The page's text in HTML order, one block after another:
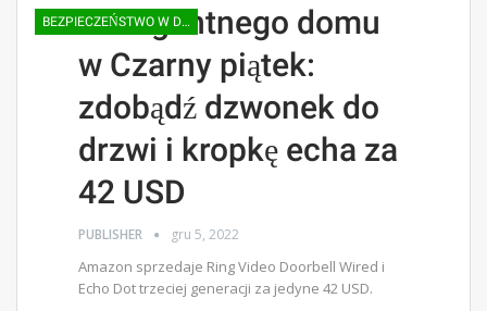
BEZPIECZEŃSTWO W DOMU |
inteligentnego domu
w Czarny piątek:
zdobądź dzwonek do
drzwi i kropkę echa za
42 USD
PUBLISHER gru 5, 2022
Amazon sprzedaje Ring Video Doorbell Wired i
Echo Dot trzeciej generacji za jedyne 42 USD.